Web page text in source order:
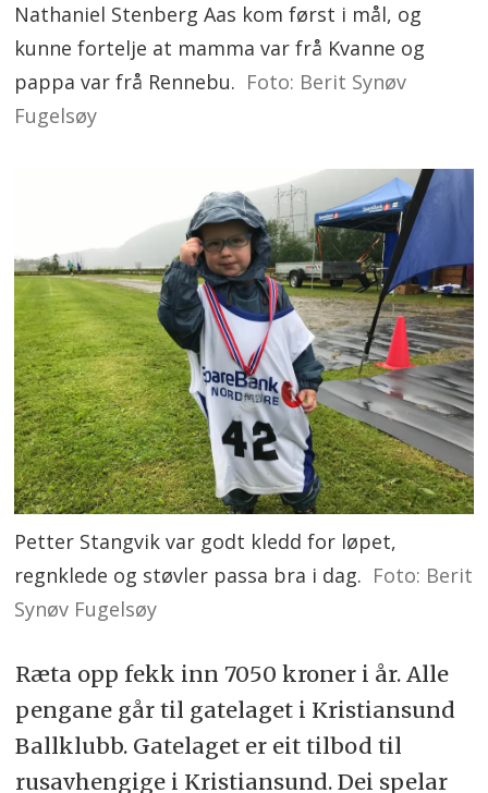
Nathaniel Stenberg Aas kom først i mål, og
kunne fortelje at mamma var frå Kvanne og
pappa var frå Rennebu. Foto: Berit Synøv
Fugelsøy
Petter Stangvik var godt kledd for løpet,
regnklede og støvler passa bra i dag. Foto: Berit
Synøv Fugelsøy
Ræta opp fekk inn 7050 kroner i år. Alle
pengane går til gatelaget i Kristiansund
Ballklubb. Gatelaget er eit tilbod til
rusavhengige i Kristiansund. Dei spelar